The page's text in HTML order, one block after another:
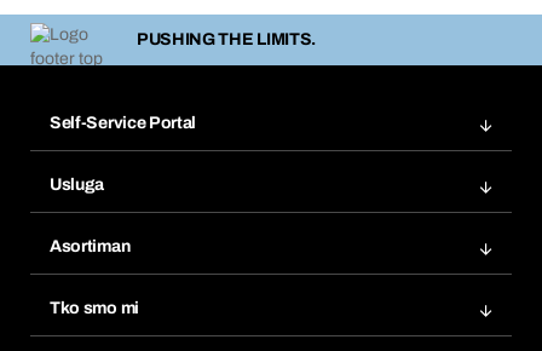
PUSHING THE LIMITS.
Self-Service Portal
Popisi želja
Ponovno naručivanje
Pretplate
Usluga
Tražitelji proizvoda
Asortiman
Tko smo mi